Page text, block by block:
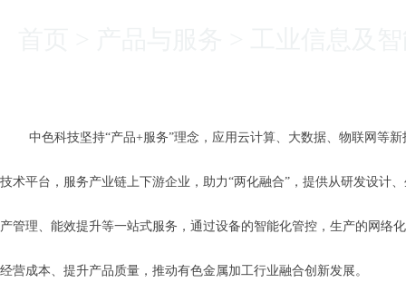
中色科技坚持“产品+服务”理念，应用云计算、大数据、物联网等
技术平台，服务产业链上下游企业，助力“两化融合”，提供从研发设计
产管理、能效提升等一站式服务，通过设备的智能化管控，生产的网络
经营成本、提升产品质量，推动有色金属加工行业融合创新发展。